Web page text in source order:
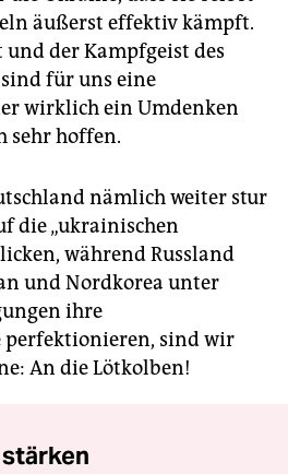
äußerst effektiv kämpft.
der Kampfgeist des
für uns eine
wirklich ein Umdenken
sehr hoffen.
nämlich weiter stur
die „ukrainischen
während Russland
und Nordkorea unter
ihre
perfektionieren, sind wir
An die Lötkolben!